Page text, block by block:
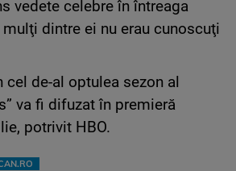
vedete celebre în întreaga
dintre ei nu erau cunoscuţi
de-al optulea sezon al
va fi difuzat în premieră
potrivit HBO.